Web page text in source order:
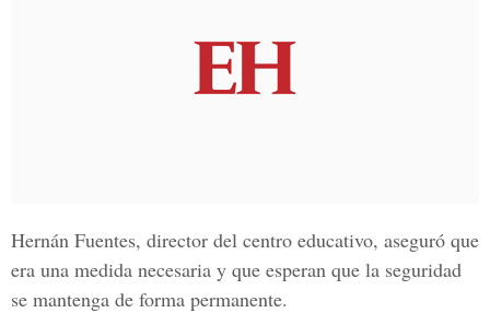
Hernán Fuentes, director del centro educativo, aseguró que
era una medida necesaria y que esperan que la seguridad
se mantenga de forma permanente.